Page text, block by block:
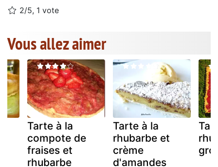
2/5, 1 vote
Vous allez aimer
Tarte à la
compote de
fraises et
rhubarbe
Tarte à la
rhubarbe et
crème
d'amandes